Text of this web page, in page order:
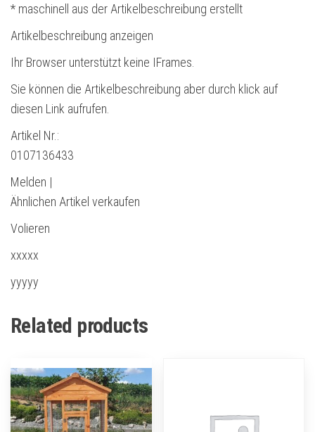
* maschinell aus der Artikelbeschreibung erstellt
Artikelbeschreibung anzeigen
Ihr Browser unterstützt keine IFrames.
Sie können die Artikelbeschreibung aber durch klick auf
diesen Link aufrufen.
Artikel Nr.:
0107136433
Melden |
Ähnlichen Artikel verkaufen
Volieren
xxxxx
yyyyy
Related products